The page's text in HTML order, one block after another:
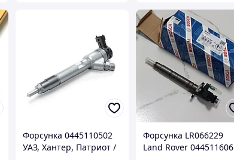
Форсунка 0445110502
УАЗ, Хантер, Патриот /
Форсунка LR066229
Land Rover